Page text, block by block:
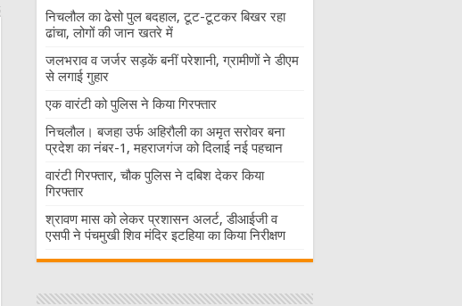
निचलौल का ढेसो पुल बदहाल, टूट-टूटकर बिखर रहा
ढांचा, लोगों की जान खतरे में
जलभराव व जर्जर सड़कें बनीं परेशानी, ग्रामीणों ने डीएम
से लगाई गुहार
एक वारंटी को पुलिस ने किया गिरफ्तार
निचलौल। बजहा उर्फ अहिरौली का अमृत सरोवर बना
प्रदेश का नंबर-1, महराजगंज को दिलाई नई पहचान
वारंटी गिरफ्तार, चौक पुलिस ने दबिश देकर किया
गिरफ्तार
श्रावण मास को लेकर प्रशासन अलर्ट, डीआईजी व
एसपी ने पंचमुखी शिव मंदिर इटहिया का किया निरीक्षण